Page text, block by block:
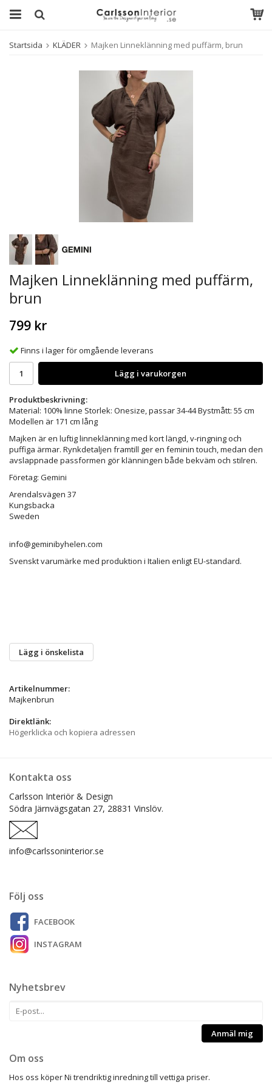
Startsida KLÄDER Majken Linneklänning med puffärm, brun
Majken Linneklänning med puffärm,
brun
799 kr
Finns i lager för omgående leverans
Lägg i varukorgen
Produktbeskrivning:
Material: 100% linne Storlek: Onesize, passar 34-44 Bystmått: 55 cm
Modellen är 171 cm lång
Majken är en luftig linneklänning med kort längd, v-ringning och
puffiga ärmar. Rynkdetaljen framtill ger en feminin touch, medan den
avslappnade passformen gör klänningen både bekväm och stilren.
Företag: Gemini
Arendalsvägen 37
Kungsbacka
Sweden
info@geminibyhelen.com
Svenskt varumärke med produktion i Italien enligt EU-standard.
Lägg i önskelista
Artikelnummer:
Majkenbrun
Direktlänk:
Högerklicka och kopiera adressen
Kontakta oss
Carlsson Interiör & Design
Södra Järnvägsgatan 27, 28831 Vinslöv.
info@carlssoninterior.se
Följ oss
FACEBOOK
INSTAGRAM
Nyhetsbrev
Anmäl mig
Om oss
Hos oss köper Ni trendriktig inredning till vettiga priser.